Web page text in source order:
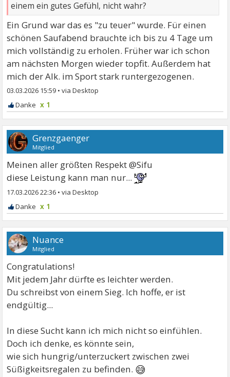
einem ein gutes Gefühl, nicht wahr?
Ein Grund war das es "zu teuer" wurde. Für einen
schönen Saufabend brauchte ich bis zu 4 Tage um
mich vollständig zu erholen. Früher war ich schon
am nächsten Morgen wieder topfit. Außerdem hat
mich der Alk. im Sport stark runtergezogenen.
03.03.2026 15:59 •
x 1
Grenzgaenger
Mitglied
Meinen aller größten Respekt @Sifu
diese Leistung kann man nur...
17.03.2026 22:36 •
x 1
Nuance
Mitglied
Congratulations!
Mit jedem Jahr dürfte es leichter werden.
Du schreibst von einem Sieg. Ich hoffe, er ist
endgültig...
In diese Sucht kann ich mich nicht so einfühlen.
Doch ich denke, es könnte sein,
wie sich hungrig/unterzuckert zwischen zwei
Süßigkeitsregalen zu befinden. 😅